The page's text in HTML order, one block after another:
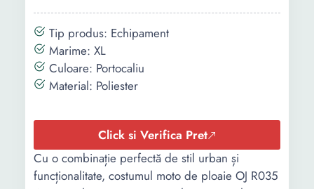
Tip produs: Echipament
Marime: XL
Culoare: Portocaliu
Material: Poliester
Click si Verifica Pret
Cu o combinație perfectă de stil urban și
funcționalitate, costumul moto de ploaie OJ R035